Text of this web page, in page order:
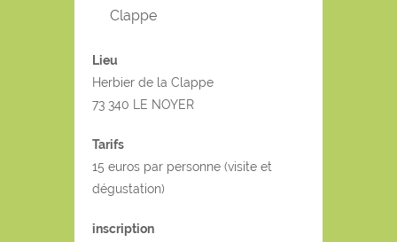
Clappe
Lieu
Herbier de la Clappe
73 340 LE NOYER
Tarifs
15 euros par personne (visite et
dégustation)
inscription